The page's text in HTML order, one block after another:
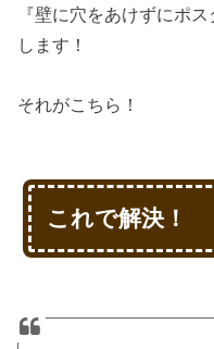
『壁に穴をあけずにポ
します！
それがこちら！
これで解決！